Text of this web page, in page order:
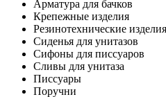
Арматура для бачков
Крепежные изделия
Резинотехнические изделия
Сиденья для унитазов
Сифоны для писсуаров
Сливы для унитаза
Писсуары
Поручни